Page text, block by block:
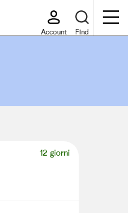
Account Find
12 giorni